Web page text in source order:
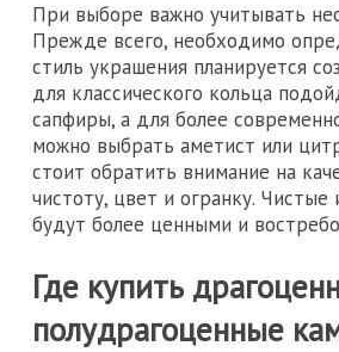
При выборе важно учитывать
Прежде всего, необходимо
стиль украшения планируется
для классического кольца
сапфиры, а для более
можно выбрать аметист или
стоит обратить внимание на
чистоту, цвет и огранку. Чистые
будут более ценными и
Где купить
полудрагоценные